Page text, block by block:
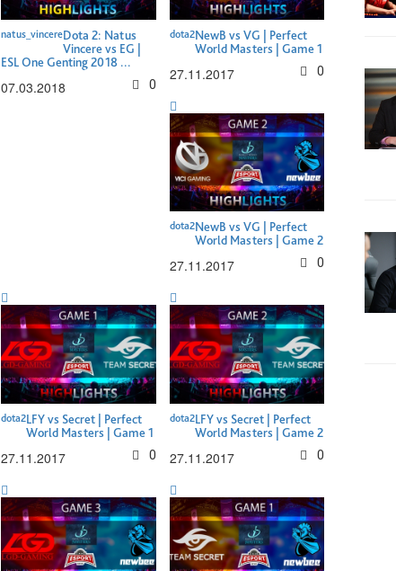
natus_vincereDota 2: Natus
Vincere vs EG |
ESL One Genting 2018 ...
07.03.2018 0
dota2NewB vs VG | Perfect
World Masters | Game 1
27.11.2017 0
dota2NewB vs VG | Perfect
World Masters | Game 2
27.11.2017 0
dota2LFY vs Secret | Perfect
World Masters | Game 1
27.11.2017 0
dota2LFY vs Secret | Perfect
World Masters | Game 2
27.11.2017 0